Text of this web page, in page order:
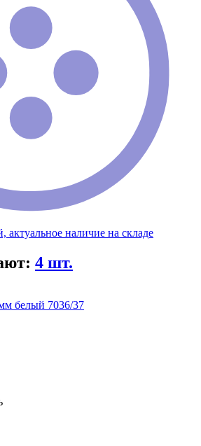
актуальное наличие на складе
4 шт.
белый 7036/37